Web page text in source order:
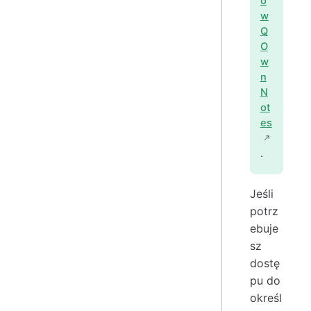
w
Q
O
w
n
N
ot
es
.
Jeśli
potrz
ebuje
sz
dostę
pu do
określ